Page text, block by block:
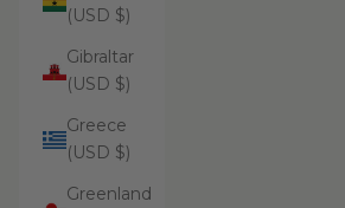
(USD $)
Gibraltar
(USD $)
Greece
(USD $)
Greenland